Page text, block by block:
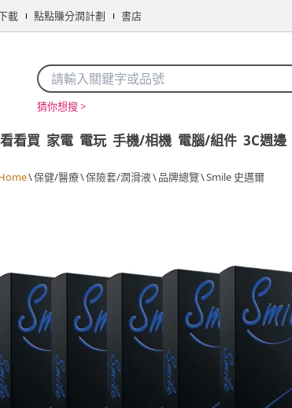
載 點點賺分潤計劃 書店
猜你想搜 >
看看買 家電 電玩 手機/相機 電腦/組件 3C週邊
\保健/醫療\保險套/潤滑液\品牌總覽\Smile 史邁爾